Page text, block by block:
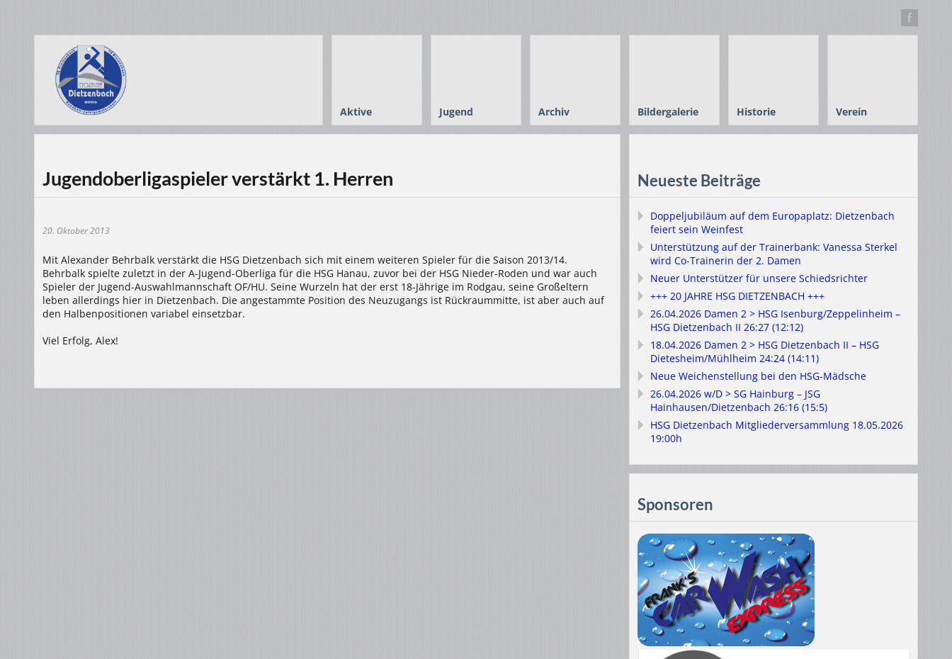
Aktive Jugend Archiv Bildergalerie Historie Verein
Jugendoberligaspieler verstärkt 1. Herren
20. Oktober 2013
Mit Alexander Behrbalk verstärkt die HSG Dietzenbach sich mit einem weiteren Spieler für die Saison 2013/14.
Behrbalk spielte zuletzt in der A-Jugend-Oberliga für die HSG Hanau, zuvor bei der HSG Nieder-Roden und war auch
Spieler der Jugend-Auswahlmannschaft OF/HU. Seine Wurzeln hat der erst 18-Jährige im Rodgau, seine Großeltern
leben allerdings hier in Dietzenbach. Die angestammte Position des Neuzugangs ist Rückraummitte, ist aber auch auf
den Halbenpositionen variabel einsetzbar.
Viel Erfolg, Alex!
Neueste Beiträge
Doppeljubiläum auf dem Europaplatz: Dietzenbach
feiert sein Weinfest
Unterstützung auf der Trainerbank: Vanessa Sterkel
wird Co-Trainerin der 2. Damen
Neuer Unterstützer für unsere Schiedsrichter
+++ 20 JAHRE HSG DIETZENBACH +++
26.04.2026 Damen 2 > HSG Isenburg/Zeppelinheim –
HSG Dietzenbach II 26:27 (12:12)
18.04.2026 Damen 2 > HSG Dietzenbach II – HSG
Dietesheim/Mühlheim 24:24 (14:11)
Neue Weichenstellung bei den HSG-Mädsche
26.04.2026 w/D > SG Hainburg – JSG
Hainhausen/Dietzenbach 26:16 (15:5)
HSG Dietzenbach Mitgliederversammlung 18.05.2026
19:00h
Sponsoren